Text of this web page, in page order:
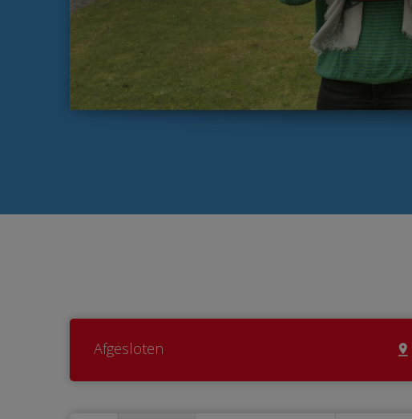
Afgesloten